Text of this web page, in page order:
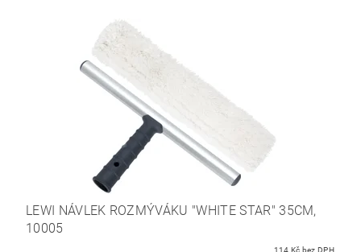
LEWI NÁVLEK ROZMÝVÁKU "WHITE STAR" 35CM,
10005
114 Kč bez DPH